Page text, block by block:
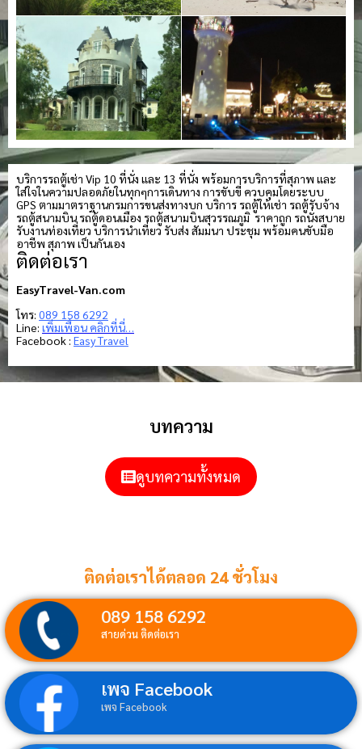
บริการรถตู้เช่า Vip 10 ที่นั่ง และ 13 ที่นั่ง พร้อมการบริการที่สุภาพ และ
ใส่ใจในความปลอดภัยในทุกๆการเดินทาง การขับขี่ ควบคุมโดยระบบ
GPS ตามมาตราฐานกรมการขนส่งทางบก บริการ รถตู้ให้เช่า รถตู้รับจ้าง
รถตู้สนามบิน รถตู้ดอนเมือง รถตู้สนามบินสุวรรณภูมิ ราคาถูก รถนั่งสบาย
รับงานท่องเที่ยว บริการนำเที่ยว รับส่ง สัมมนา ประชุม พร้อมคนขับมือ
อาชีพ สุภาพ เป็นกันเอง
ติดต่อเรา
EasyTravel-Van.com
โทร: 089 158 6292
Line: เพิ่มเพื่อน คลิกที่นี่…
Facebook : Easy Travel
บทความ
ดูบทความทั้งหมด
ติดต่อเราได้ตลอด 24 ชั่วโมง
089 158 6292
สายด่วน ติดต่อเรา
เพจ Facebook
เพจ Facebook